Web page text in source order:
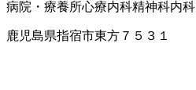
病院・療養所心療内科精神科内科
鹿児島県指宿市東方７５３１